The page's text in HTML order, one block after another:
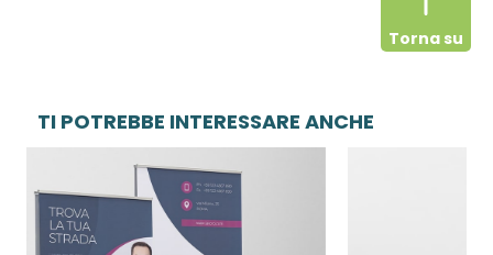
Torna su
TI POTREBBE INTERESSARE ANCHE